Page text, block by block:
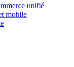
unifié
mobile